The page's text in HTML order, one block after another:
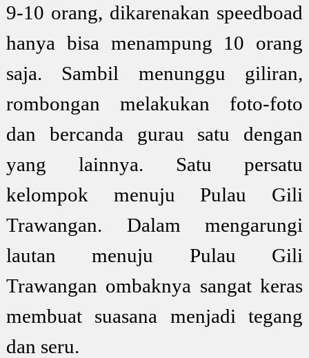
9-10 orang, dikarenakan speedboad
hanya bisa menampung 10 orang
saja. Sambil menunggu giliran,
rombongan melakukan foto-foto
dan bercanda gurau satu dengan
yang lainnya. Satu persatu
kelompok menuju Pulau Gili
Trawangan. Dalam mengarungi
lautan menuju Pulau Gili
Trawangan ombaknya sangat keras
membuat suasana menjadi tegang
dan seru.